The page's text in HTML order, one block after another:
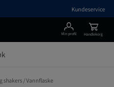
Kundeservice
Min profil Handlekorg
shakers /Vannflaske